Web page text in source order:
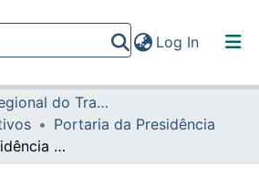
Log In(current)
Tribunal Regional do Trabalho da 16ª Região
Portaria da Presidência
Portaria da Presidência nº 160/2011 (17701)